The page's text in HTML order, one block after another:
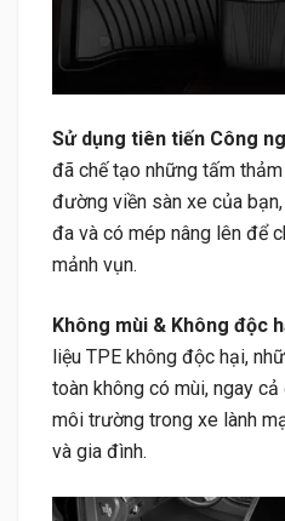
Sử dụng tiên tiến Công
đã chế tạo những tấm
đường viền sàn xe của
đa và có mép nâng lên để
mảnh vụn.
Không mùi & Không độc
liệu TPE không độc hại,
toàn không có mùi, ngay
môi trường trong xe lành
và gia đình.